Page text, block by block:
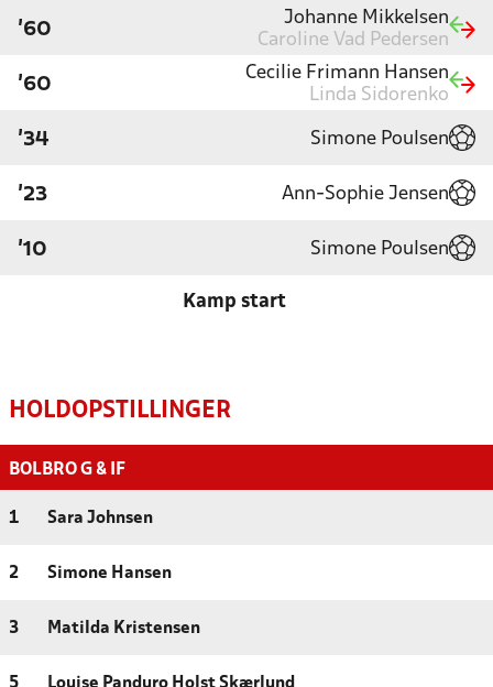
'60
Johanne Mikkelsen
Caroline Vad Pedersen
'60
Cecilie Frimann Hansen
Linda Sidorenko
'34 Simone Poulsen
'23 Ann-Sophie Jensen
'10 Simone Poulsen
Kamp start
HOLDOPSTILLINGER
BOLBRO G & IF
1 Sara Johnsen
2 Simone Hansen
3 Matilda Kristensen
5 Louise Panduro Holst Skærlund